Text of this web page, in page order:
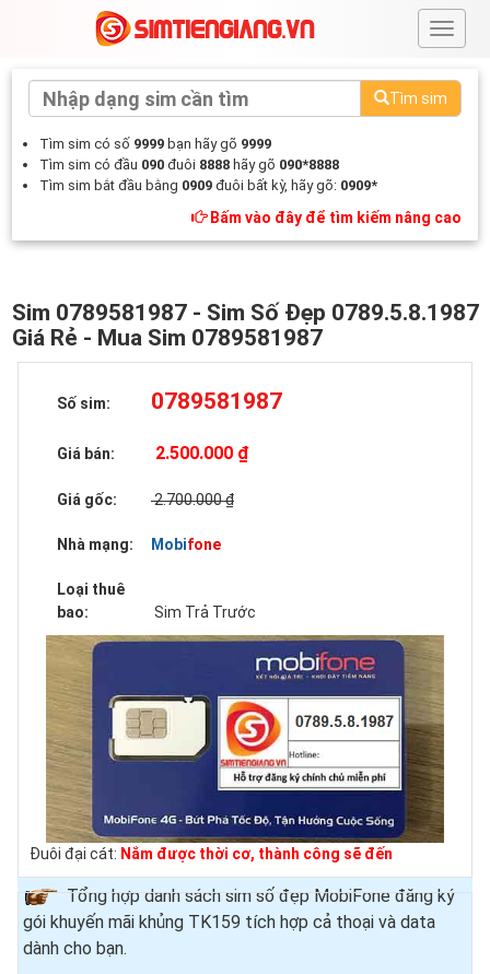
#
Tìm sim
Tìm sim có số 9999 bạn hãy gõ 9999
Tìm sim có đầu 090 đuôi 8888 hãy gõ 090*8888
Tìm sim bắt đầu bằng 0909 đuôi bất kỳ, hãy gõ: 0909*
Bấm vào đây để tìm kiếm nâng cao
Sim 0789581987 - Sim Số Đẹp 0789.5.8.1987
Giá Rẻ - Mua Sim 0789581987
Số sim: 0789581987
Giá bán: 2.500.000 ₫
Giá gốc: 2.700.000 ₫
Nhà mạng: Mobifone
Loại thuê
bao:
Sim Trả Trước
Đuôi đại cát: Nắm được thời cơ, thành công sẽ đến
Tổng hợp danh sách sim số đẹp MobiFone đăng ký
gói khuyến mãi khủng TK159 tích hợp cả thoại và data
dành cho bạn.